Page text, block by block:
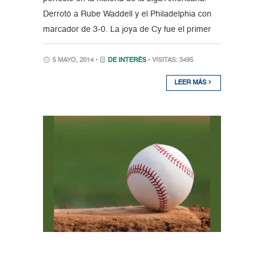
Derrotó a Rube Waddell y el Philadelphia con
marcador de 3-0. La joya de Cy fue el primer
5 MAYO, 2014 • DE INTERÉS • VISITAS: 3495
LEER MÁS